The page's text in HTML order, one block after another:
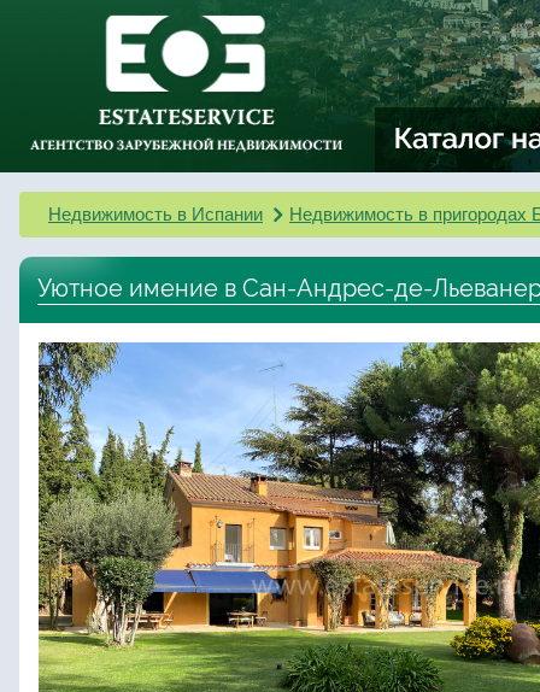
Недвижимость в Испании Недвижимость в пригородах
Уютное имение в Сан-Андрес-де-